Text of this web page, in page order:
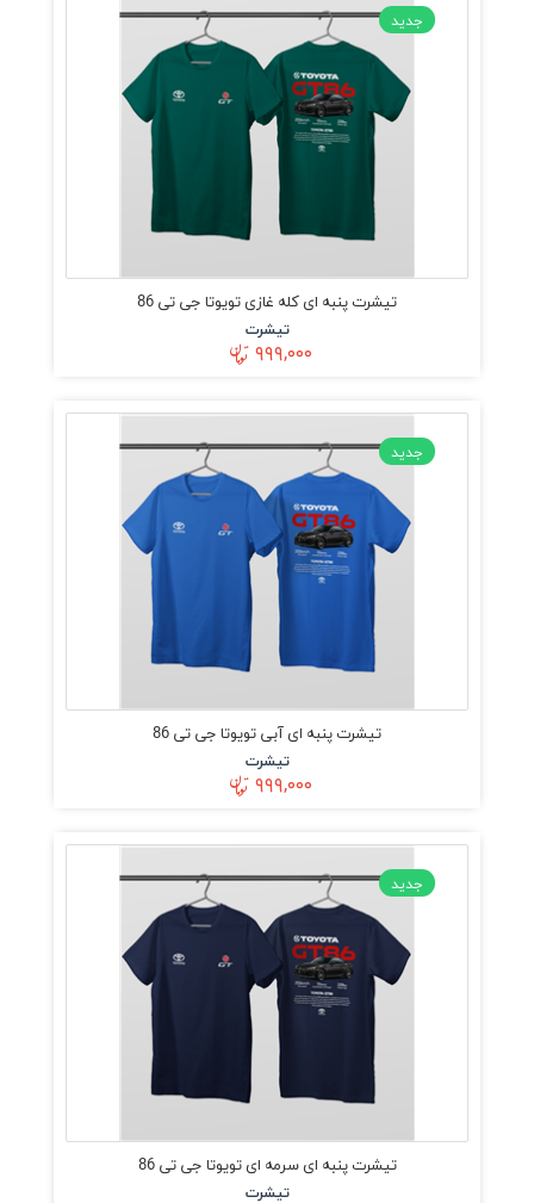
جدید
تیشرت پنبه ای کله غازی تویوتا جی تی 86
تیشرت
۹۹۹,۰۰۰
جدید
تیشرت پنبه ای آبی تویوتا جی تی 86
تیشرت
۹۹۹,۰۰۰
جدید
تیشرت پنبه ای سرمه ای تویوتا جی تی 86
تیشرت